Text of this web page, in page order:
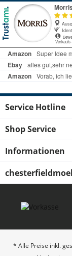
Service Hotline
Shop Service
Informationen
* Alle Preise inkl.